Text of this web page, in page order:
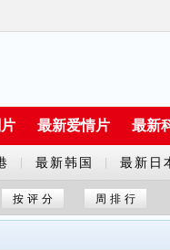
最新爱情片 最新
最新韩国 最新日
按评分 周排行